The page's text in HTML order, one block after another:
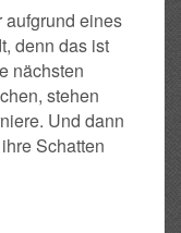
aufgrund eines
denn das ist
nächsten
stehen
Und dann
Schatten